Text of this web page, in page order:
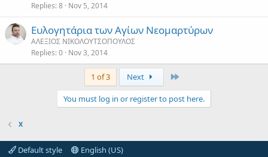
Replies 8 Nov 5, 2014
Ευλογητάρια των Αγίων Νεομαρτύρων
ΑΛΕΞΙΟΣ ΝΙΚΟΛΟΥΤΣΟΠΟΥΛΟΣ
Replies 0 Nov 3, 2014
1 of 3 Next
You must log in or register to post here.
Χ
Default style English (US)